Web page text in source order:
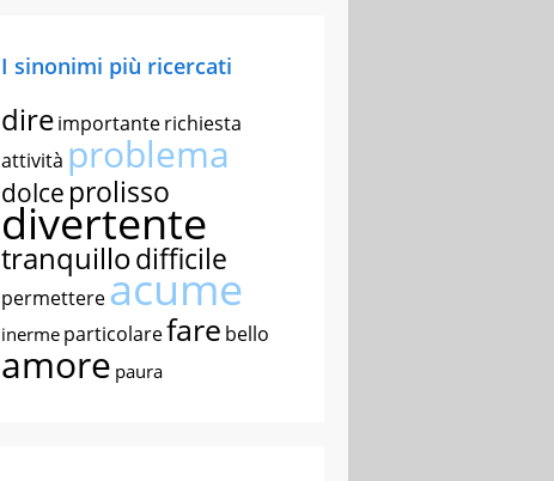
I sinonimi più ricercati
direimportanterichiesta
attività problema
dolce prolisso
divertente
tranquillodifficile
permettereacume
inerme particolarefare bello
amore paura